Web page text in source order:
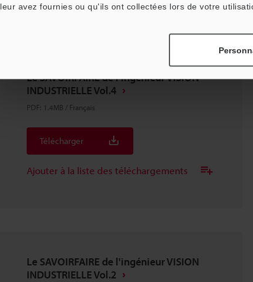
leur avez fournies ou qu'ils ont collectées lors de votre
Le SAVOIRFAIRE de l'ingénieur VISION
INDUSTRIELLE Vol.4
PDF: 1.4MB / Français
Télécharger
Ajouter à la liste des téléchargements
Le SAVOIRFAIRE de l'ingénieur VISION
INDUSTRIELLE Vol.2